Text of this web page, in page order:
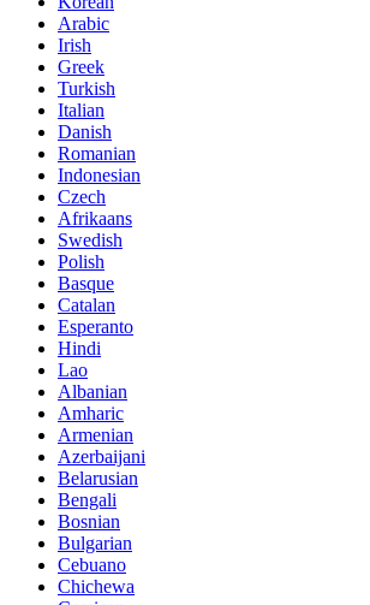
Arabic
Irish
Greek
Turkish
Italian
Danish
Romanian
Indonesian
Czech
Afrikaans
Swedish
Polish
Basque
Catalan
Esperanto
Hindi
Lao
Albanian
Amharic
Armenian
Azerbaijani
Belarusian
Bengali
Bosnian
Bulgarian
Cebuano
Chichewa